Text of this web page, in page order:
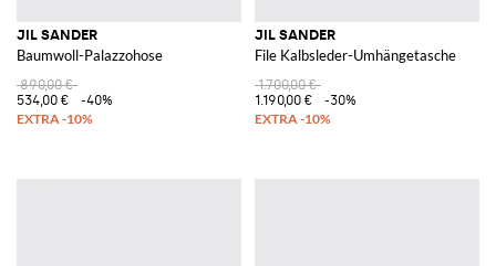
JIL SANDER
Baumwoll-Palazzohose
890,00 €
534,00 €
-40%
JIL SANDER
File Kalbsleder-Umhängetasche
1.700,00 €
1.190,00 €
-30%